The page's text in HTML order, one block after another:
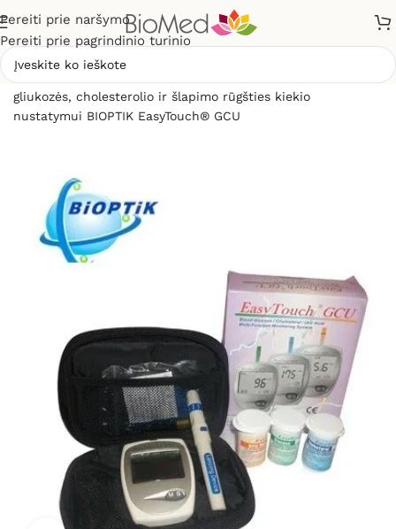
Pereiti prie naršymo
Pereiti prie pagrindinio turinio
gliukozės, cholesterolio ir šlapimo rūgšties kiekio
nustatymui BIOPTIK EasyTouch® GCU